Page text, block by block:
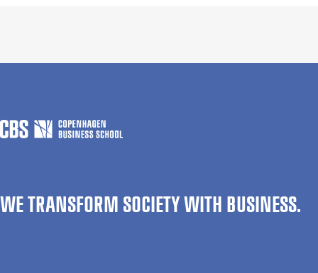
WE TRANSFORM SOCIETY WITH BUSINESS.